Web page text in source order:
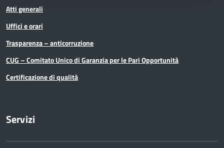
Atti generali
Uffici e orari
Trasparenza – anticorruzione
CUG – Comitato Unico di Garanzia per le Pari Opportunità
Certificazione di qualità
Servizi